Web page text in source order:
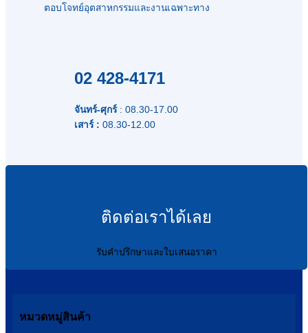
ตอบโจทย์อุตสาหกรรมและงานเฉพาะทาง
02 428-4171
จันทร์-ศุกร์: 08.30-17.00
เสาร์ : 08.30-12.00
ติดต่อเราได้เลย
รับคำปรึกษาและใบเสนอราคา
หมวดหมู่สินค้า